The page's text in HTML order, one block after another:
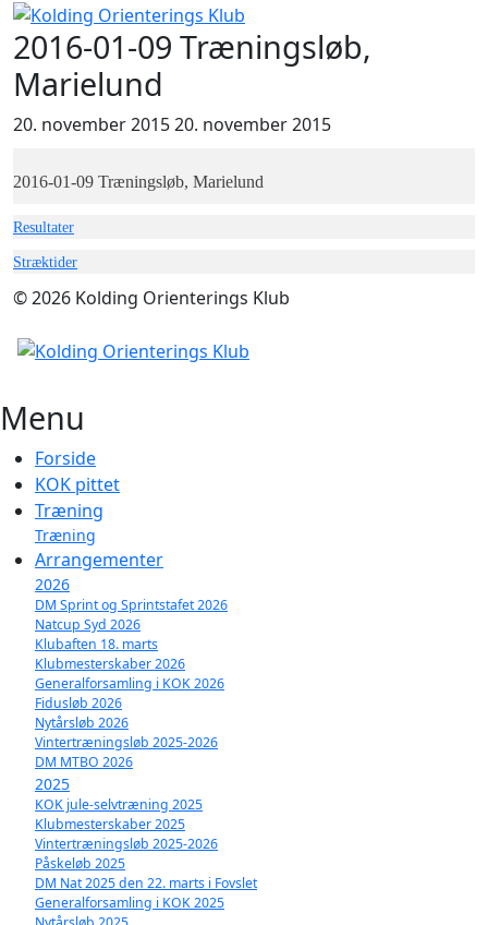
2016-01-09 Træningsløb,
Marielund
20. november 201520. november 2015
2016-01-09 Træningsløb, Marielund
Resultater
Stræktider
© 2026 Kolding Orienterings Klub
Menu
Forside
KOK pittet
Træning
Træning
Arrangementer
2026
DM Sprint og Sprintstafet 2026
Natcup Syd 2026
Klubaften 18. marts
Klubmesterskaber 2026
Generalforsamling i KOK 2026
Fidusløb 2026
Nytårsløb 2026
Vintertræningsløb 2025-2026
DM MTBO 2026
2025
KOK jule-selvtræning 2025
Klubmesterskaber 2025
Vintertræningsløb 2025-2026
Påskeløb 2025
DM Nat 2025 den 22. marts i Fovslet
Generalforsamling i KOK 2025